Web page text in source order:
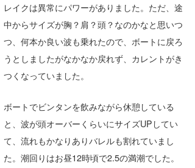
レイクは異常にパワーがありました。ただ、途
中からサイズが胸？肩？頭？なのかなと思いつ
つ、何本か良い波も乗れたので、ボートに戻ろ
うとしましたがなかなか戻れず、カレントがき
つくなっていました。
ボートでビンタンを飲みながら休憩している
と、波が頭オーバーくらいにサイズUPしてい
て、流れもかなりありバレルも割れていまし
た。潮回りはお昼12時頃で2.5の満潮でした。